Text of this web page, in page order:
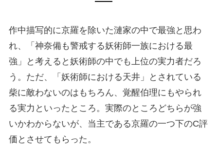
作中描写的に京羅を除いた漣家の中で最強と思わ
れ、「神奈備も警戒する妖術師一族における最
強」と考えると妖術師の中でも上位の実力者だろ
う。ただ、「妖術師における天井」とされている
柴に敵わないのはもちろん、覚醒伯理にもやられ
る実力といったところ。実際のところどちらが強
いかわからないが、当主である京羅の一つ下のC評
価とさせてもらった。